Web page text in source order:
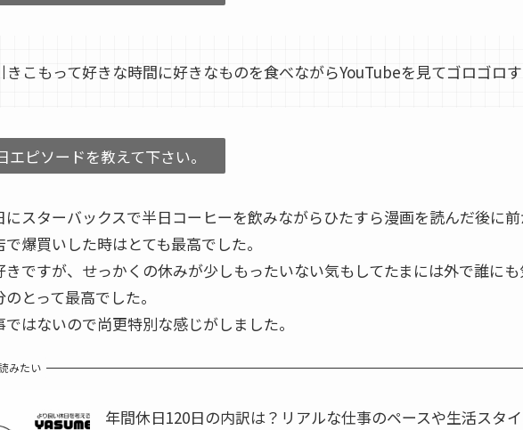
きこもって好きな時間に好きなものを食べながらYouTubeを見てゴロゴロす
エピソードを教えて下さい。
にスターバックスで半日コーヒーを飲みながらひたすら漫画を読んだ後に
爆買いした時はとても最高でした。
きですが、せっかくの休みが少しもったいない気もしてたまには外で誰に
とって最高でした。
はないので尚更特別な感じがしました。
みたい
年間休日120日の内訳は？リアルな仕事のペースや生活スタ